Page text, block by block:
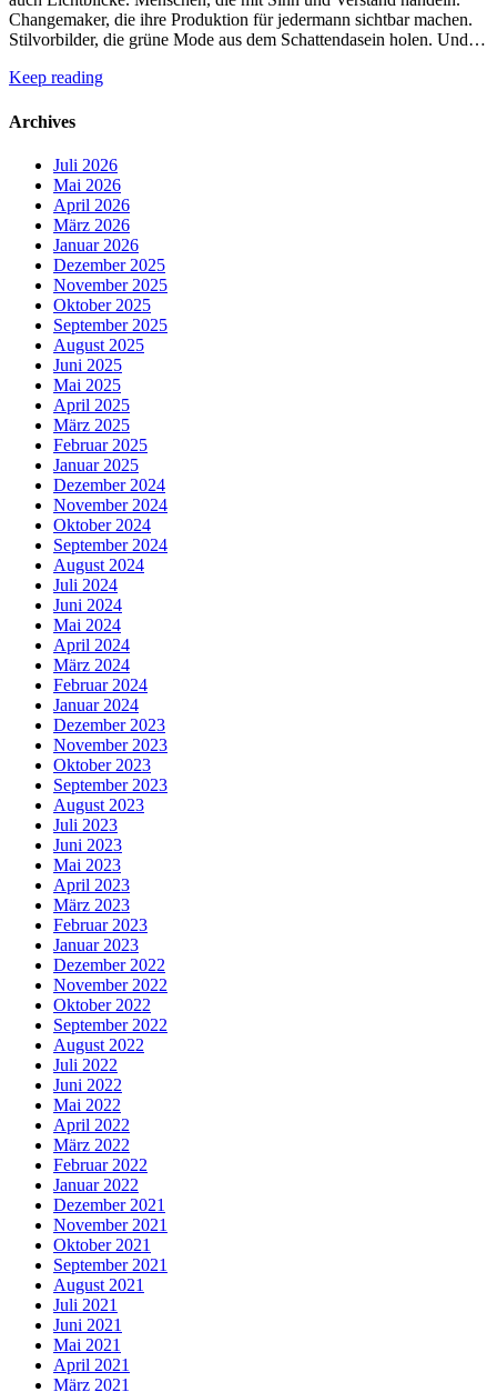
Changemaker, die ihre Produktion für jedermann sichtbar machen.
Stilvorbilder, die grüne Mode aus dem Schattendasein holen. Und…
Keep reading
Archives
Juli 2026
Mai 2026
April 2026
März 2026
Januar 2026
Dezember 2025
November 2025
Oktober 2025
September 2025
August 2025
Juni 2025
Mai 2025
April 2025
März 2025
Februar 2025
Januar 2025
Dezember 2024
November 2024
Oktober 2024
September 2024
August 2024
Juli 2024
Juni 2024
Mai 2024
April 2024
März 2024
Februar 2024
Januar 2024
Dezember 2023
November 2023
Oktober 2023
September 2023
August 2023
Juli 2023
Juni 2023
Mai 2023
April 2023
März 2023
Februar 2023
Januar 2023
Dezember 2022
November 2022
Oktober 2022
September 2022
August 2022
Juli 2022
Juni 2022
Mai 2022
April 2022
März 2022
Februar 2022
Januar 2022
Dezember 2021
November 2021
Oktober 2021
September 2021
August 2021
Juli 2021
Juni 2021
Mai 2021
April 2021
März 2021